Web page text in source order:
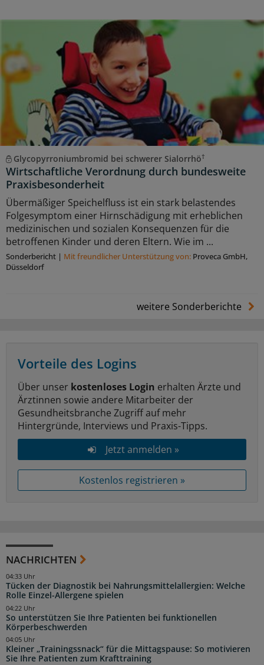
Glycopyrroniumbromid bei schwerer Sialorrhö†
Wirtschaftliche Verordnung durch bundesweite
Praxisbesonderheit
Übermäßiger Speichelfluss ist ein stark belastendes
Folgesymptom einer Hirnschädigung mit erheblichen
medizinischen und sozialen Konsequenzen für die
betroffenen Kinder und deren Eltern. Wie im ...
Sonderbericht | Mit freundlicher Unterstützung von: Proveca GmbH,
Düsseldorf
weitere Sonderberichte
Vorteile des Logins
Über unser kostenloses Login erhalten Ärzte und
Ärztinnen sowie andere Mitarbeiter der
Gesundheitsbranche Zugriff auf mehr
Hintergründe, Interviews und Praxis-Tipps.
Jetzt anmelden »
Kostenlos registrieren »
NACHRICHTEN
Tücken der Diagnostik bei Nahrungsmittelallergien: Welche
Rolle Einzel-Allergene spielen
04:33 Uhr
So unterstützen Sie Ihre Patienten bei funktionellen
Körperbeschwerden
04:22 Uhr
Kleiner „Trainingssnack“ für die Mittagspause: So motivieren
Sie Ihre Patienten zum Krafttraining
04:05 Uhr